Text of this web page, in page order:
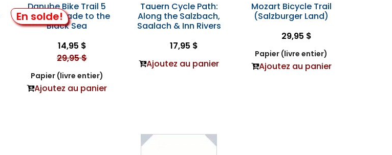
En solde!
Danube Bike Trail 5
from Belgrade to the
Black Sea
14,95 $
29,95 $
Papier (livre entier)
Ajoutez au panier
Tauern Cycle Path:
Along the Salzbach,
Saalach & Inn Rivers
17,95 $
Ajoutez au panier
Mozart Bicycle Trail
(Salzburger Land)
29,95 $
Papier (livre entier)
Ajoutez au panier